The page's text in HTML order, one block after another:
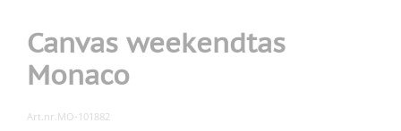
Canvas weekendtas
Monaco
Art.nr. MO-101882